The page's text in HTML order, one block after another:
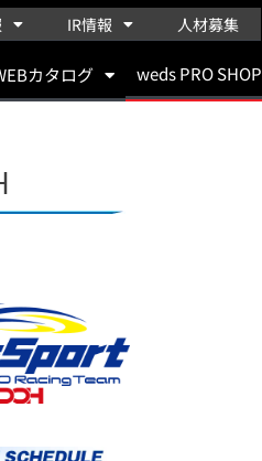
IR情報 人材募集
カタログ weds PRO SHOP